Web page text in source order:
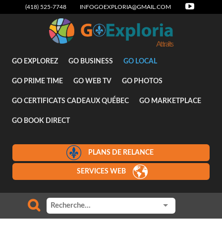
(418) 525-7748 INFOGOEXPLORIA@GMAIL.COM
Attraits
GO EXPLOREZ GO BUSINESS GO LOCAL
GO PRIME TIME GO WEB TV GO PHOTOS
GO CERTIFICATS CADEAUX QUÉBEC GO MARKETPLACE
GO BOOK DIRECT
PLANS DE RELANCE
SERVICES WEB